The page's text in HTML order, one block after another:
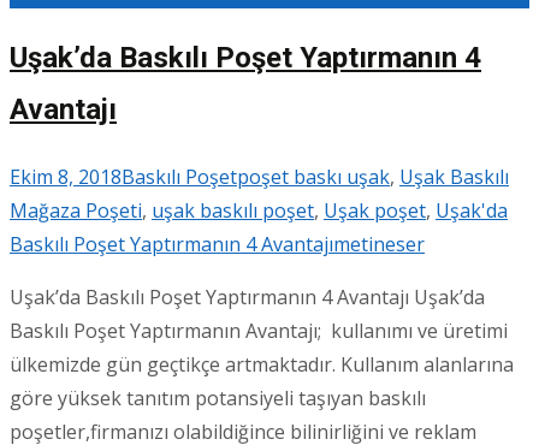
Uşak’da Baskılı Poşet Yaptırmanın 4
Avantajı
Ekim 8, 2018Baskılı Poşetpoşet baskı uşak, Uşak Baskılı
Mağaza Poşeti, uşak baskılı poşet, Uşak poşet, Uşak'da
Baskılı Poşet Yaptırmanın 4 Avantajımetineser
Uşak’da Baskılı Poşet Yaptırmanın 4 Avantajı Uşak’da
Baskılı Poşet Yaptırmanın Avantajı; kullanımı ve üretimi
ülkemizde gün geçtikçe artmaktadır. Kullanım alanlarına
göre yüksek tanıtım potansiyeli taşıyan baskılı
poşetler,firmanızı olabildiğince bilinirliğini ve reklam